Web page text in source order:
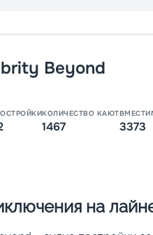
Beyond
КОЛИЧЕСТВО КАЮТ
1467 3373
на